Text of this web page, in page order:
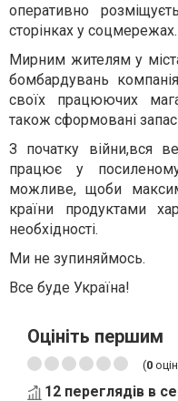
оперативно
сторінках у соцмережах.
Мирним жителям у
бомбардувань
своїх працюючих
також сформовані
З початку війни,вся
працює у
можливе, щоби
країни продуктами
необхідності.
Ми не зупиняймось.
Все буде Україна!
Оцініть першим
(0
12 переглядів в